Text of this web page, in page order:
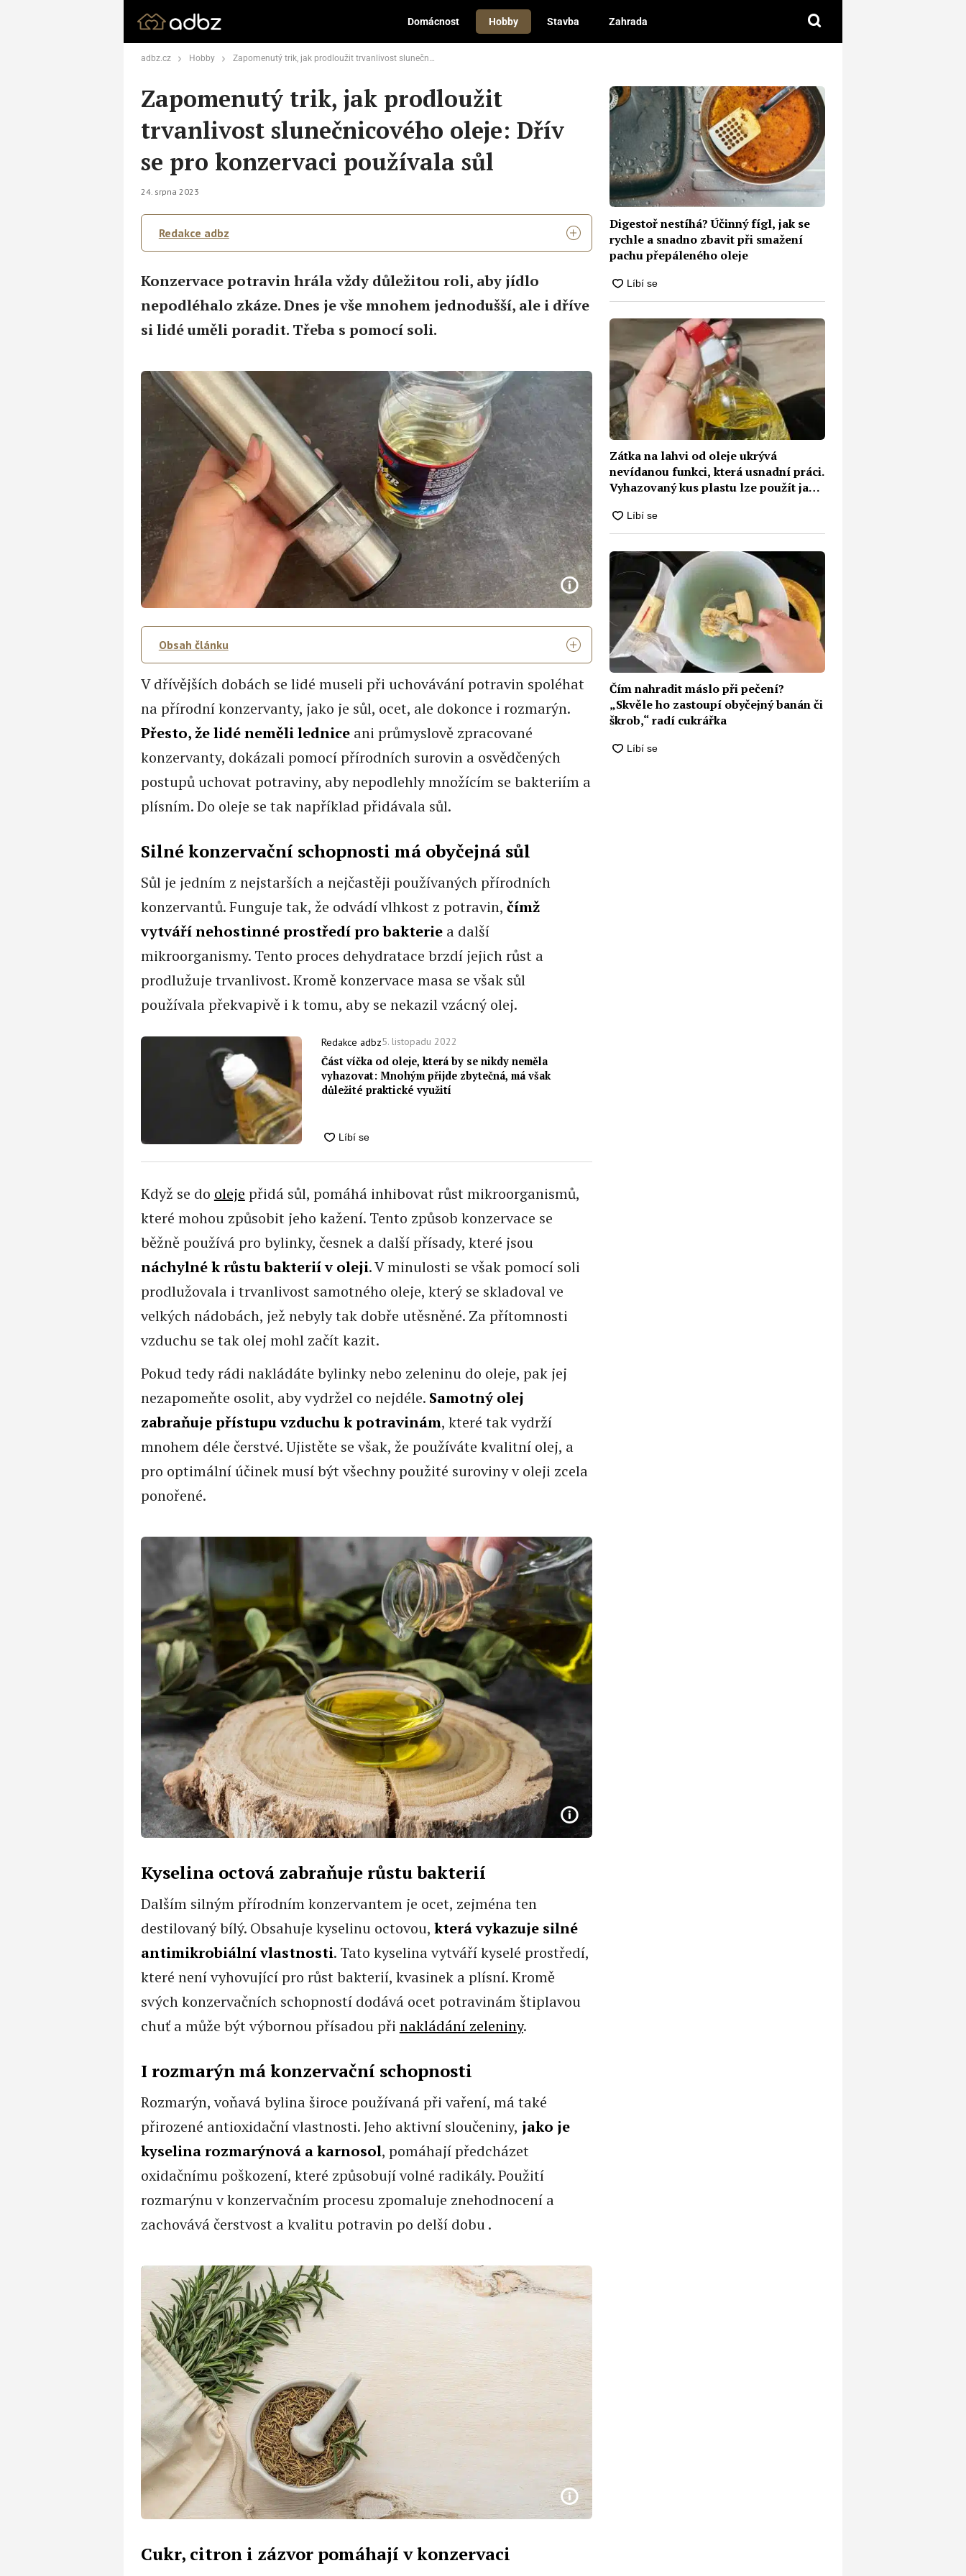
Domácnost Hobby Stavba Zahrada
adbz.cz Hobby Zapomenutý trik, jak prodloužit trvanlivost slunečnicového oleje: Dřív se pro konzervaci používala sůl
Zapomenutý trik, jak prodloužit
trvanlivost slunečnicového oleje: Dřív
se pro konzervaci používala sůl
24. srpna 2023
Redakce adbz
Konzervace potravin hrála vždy důležitou roli, aby jídlo
nepodléhalo zkáze. Dnes je vše mnohem jednodušší, ale i dříve
si lidé uměli poradit. Třeba s pomocí soli.
Obsah článku
V dřívějších dobách se lidé museli při uchovávání potravin spoléhat
na přírodní konzervanty, jako je sůl, ocet, ale dokonce i rozmarýn.
Přesto, že lidé neměli ledniceani průmyslově zpracované
konzervanty, dokázali pomocí přírodních surovin a osvědčených
postupů uchovat potraviny, aby nepodlehly množícím se bakteriím a
plísním. Do oleje se tak například přidávala sůl.
Silné konzervační schopnosti má obyčejná sůl
Sůl je jedním z nejstarších a nejčastěji používaných přírodních
konzervantů. Funguje tak, že odvádí vlhkost z potravin, čímž
vytváří nehostinné prostředí pro bakteriea další
mikroorganismy. Tento proces dehydratace brzdí jejich růst a
prodlužuje trvanlivost. Kromě konzervace masa se však sůl
používala překvapivě i k tomu, aby se nekazil vzácný olej.
Redakce adbz5. listopadu 2022
Část víčka od oleje, která by se nikdy neměla
vyhazovat: Mnohým přijde zbytečná, má však
důležité praktické využití
Když se do oleje přidá sůl, pomáhá inhibovat růst mikroorganismů,
které mohou způsobit jeho kažení. Tento způsob konzervace se
běžně používá pro bylinky, česnek a další přísady, které jsou
náchylné k růstu bakterií v oleji. V minulosti se však pomocí soli
prodlužovala i trvanlivost samotného oleje, který se skladoval ve
velkých nádobách, jež nebyly tak dobře utěsněné. Za přítomnosti
vzduchu se tak olej mohl začít kazit.
Pokud tedy rádi nakládáte bylinky nebo zeleninu do oleje, pak jej
nezapomeňte osolit, aby vydržel co nejdéle. Samotný olej
zabraňuje přístupu vzduchu k potravinám, které tak vydrží
mnohem déle čerstvé. Ujistěte se však, že používáte kvalitní olej, a
pro optimální účinek musí být všechny použité suroviny v oleji zcela
ponořené.
Kyselina octová zabraňuje růstu bakterií
Dalším silným přírodním konzervantem je ocet, zejména ten
destilovaný bílý. Obsahuje kyselinu octovou, která vykazuje silné
antimikrobiální vlastnosti. Tato kyselina vytváří kyselé prostředí,
které není vyhovující pro růst bakterií, kvasinek a plísní. Kromě
svých konzervačních schopností dodává ocet potravinám štiplavou
chuť a může být výbornou přísadou při nakládání zeleniny.
I rozmarýn má konzervační schopnosti
Rozmarýn, voňavá bylina široce používaná při vaření, má také
přirozené antioxidační vlastnosti. Jeho aktivní sloučeniny, jako je
kyselina rozmarýnová a karnosol, pomáhají předcházet
oxidačnímu poškození, které způsobují volné radikály. Použití
rozmarýnu v konzervačním procesu zpomaluje znehodnocení a
zachovává čerstvost a kvalitu potravin po delší dobu .
Cukr, citron i zázvor pomáhají v konzervaci
Digestoř nestíhá? Účinný fígl, jak se
rychle a snadno zbavit při smažení
pachu přepáleného oleje
Zátka na lahvi od oleje ukrývá
nevídanou funkci, která usnadní práci.
Vyhazovaný kus plastu lze použít jako
Čím nahradit máslo při pečení?
„Skvěle ho zastoupí obyčejný banán či
škrob,“ radí cukrářka